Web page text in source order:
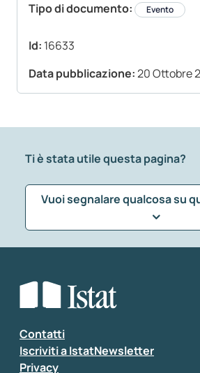
Tipo di documento: Evento
Id: 16633
Data pubblicazione:20 Ottobre
Ti è stata utile questa pagina?
Vuoi segnalare qualcosa su
Seleziona la tipologia della
Inserisci il tuo commento
Contatti
Iscriviti a IstatNewsletter
Privacy